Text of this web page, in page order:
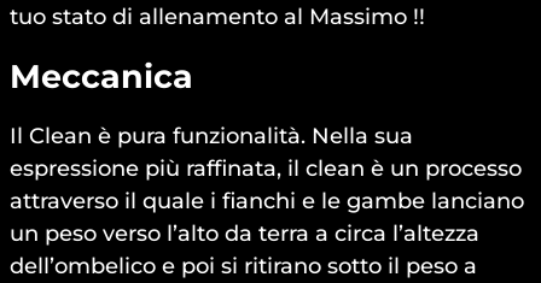
tuo stato di allenamento al Massimo !!
Meccanica
Il Clean è pura funzionalità. Nella sua
espressione più raffinata, il clean è un processo
attraverso il quale i fianchi e le gambe lanciano
un peso verso l’alto da terra a circa l’altezza
dell’ombelico e poi si ritirano sotto il peso a